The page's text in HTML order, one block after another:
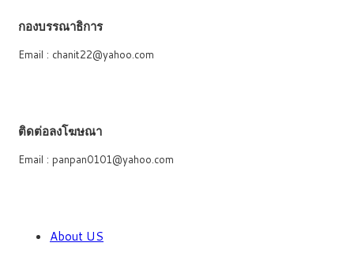
กองบรรณาธิการ
Email : chanit22@yahoo.com
ติดต่อลงโฆษณา
Email : panpan0101@yahoo.com
About US